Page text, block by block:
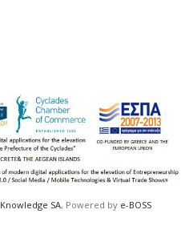
Knowledge SA, Powered by e-BOSS